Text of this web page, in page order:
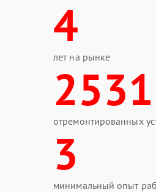
4
лет на рынке
2531
отремонтированных
3
минимальный опыт